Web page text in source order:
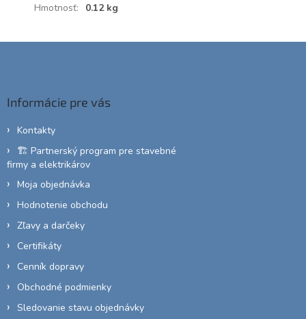
Hmotnosť: 0.12 kg
Informácie pre vás
Kontakty
🏗️ Partnerský program pre stavebné
firmy a elektrikárov
Moja objednávka
Hodnotenie obchodu
Zľavy a darčeky
Certifikáty
Cenník dopravy
Obchodné podmienky
Sledovanie stavu objednávky